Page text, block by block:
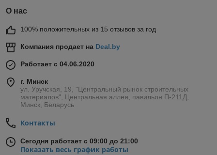
О нас
100% положительных из 15 отзывов за год
Компания продает на Deal.by
Работает с 04.06.2020
г. Минск
ул. Уручская, 19, "Центральный рынок строительных
материалов", Центральная аллея, павильон П-211Д,
Минск, Беларусь
Контакты
Сегодня работает с 09:00 до 21:00
Показать весь график работы